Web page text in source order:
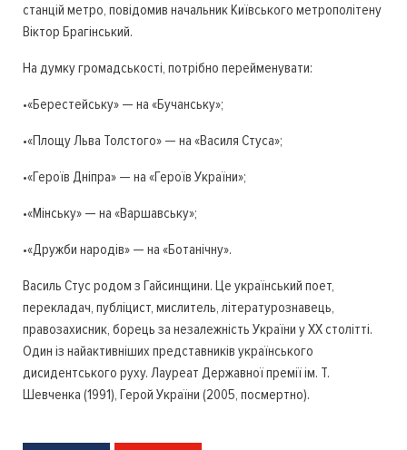
станцій метро, повідомив начальник Київського метрополітену
Віктор Брагінський.
На думку громадськості, потрібно перейменувати:
•«Берестейську» — на «Бучанську»;
•«Площу Льва Толстого» — на «Василя Стуса»;
•«Героїв Дніпра» — на «Героїв України»;
•«Мінську» — на «Варшавську»;
•«Дружби народів» — на «Ботанічну».
Василь Стус родом з Гайсинщини. Це український поет,
перекладач, публіцист, мислитель, літературознавець,
правозахисник, борець за незалежність України у XX столітті.
Один із найактивніших представників українського
дисидентського руху. Лауреат Державної премії ім. Т.
Шевченка (1991), Герой України (2005, посмертно).